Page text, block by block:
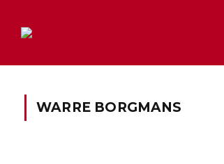
WARRE BORGMANS